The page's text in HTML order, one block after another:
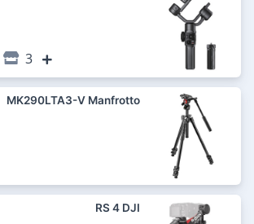
3
MK290LTA3-V Manfrotto
RS 4 DJI